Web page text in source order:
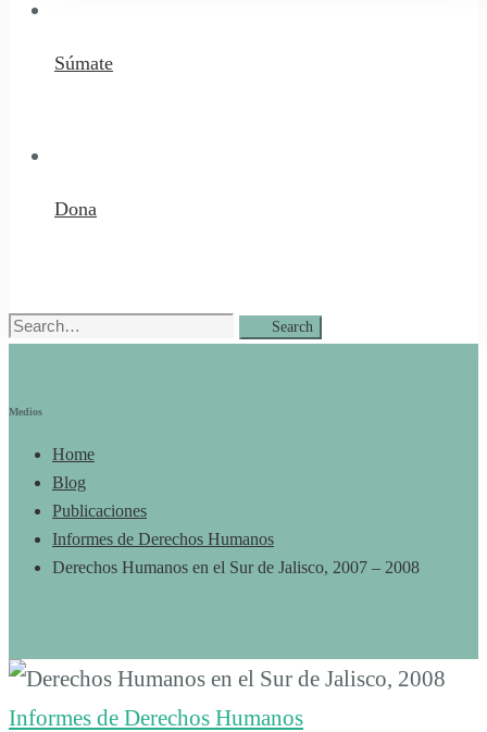
Súmate
Dona
Search
Search
Medios
Home
Blog
Publicaciones
Informes de Derechos Humanos
Derechos Humanos en el Sur de Jalisco, 2007 – 2008
Derechos
Informes de Derechos Humanos